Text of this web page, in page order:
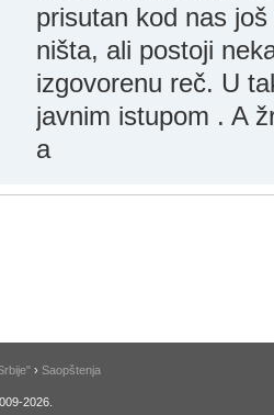
prisutan kod nas
ništa, ali postoji
izgovorenu reč. U
javnim istupom . A
a
› Saopštenja
2026